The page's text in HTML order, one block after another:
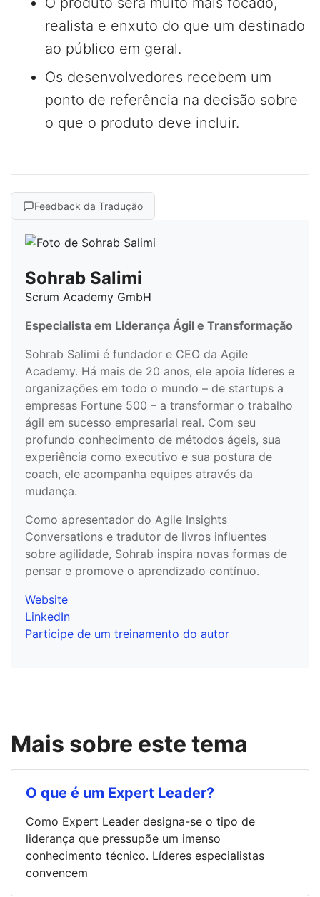
realista e enxuto do que um destinado
ao público em geral.
Os desenvolvedores recebem um
ponto de referência na decisão sobre
o que o produto deve incluir.
Feedback da Tradução
Sohrab Salimi
Scrum Academy GmbH
Especialista em Liderança Ágil e Transformação
Sohrab Salimi é fundador e CEO da Agile
Academy. Há mais de 20 anos, ele apoia líderes e
organizações em todo o mundo – de startups a
empresas Fortune 500 – a transformar o trabalho
ágil em sucesso empresarial real. Com seu
profundo conhecimento de métodos ágeis, sua
experiência como executivo e sua postura de
coach, ele acompanha equipes através da
mudança.
Como apresentador do Agile Insights
Conversations e tradutor de livros influentes
sobre agilidade, Sohrab inspira novas formas de
pensar e promove o aprendizado contínuo.
Website
LinkedIn
Participe de um treinamento do autor
Mais sobre este tema
O que é um Expert Leader?
Como Expert Leader designa-se o tipo de
liderança que pressupõe um imenso
conhecimento técnico. Líderes especialistas
convencem